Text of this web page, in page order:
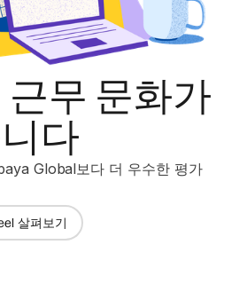
근무 문화가
다
Global보다 더 우수한 평가
살펴보기